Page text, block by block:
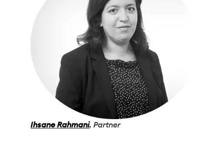
Ihsane Rahmani, Partner